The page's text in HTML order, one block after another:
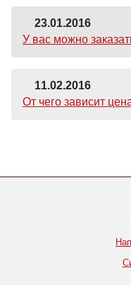
23.01.2016
У вас можно
11.02.2016
От чего зависит